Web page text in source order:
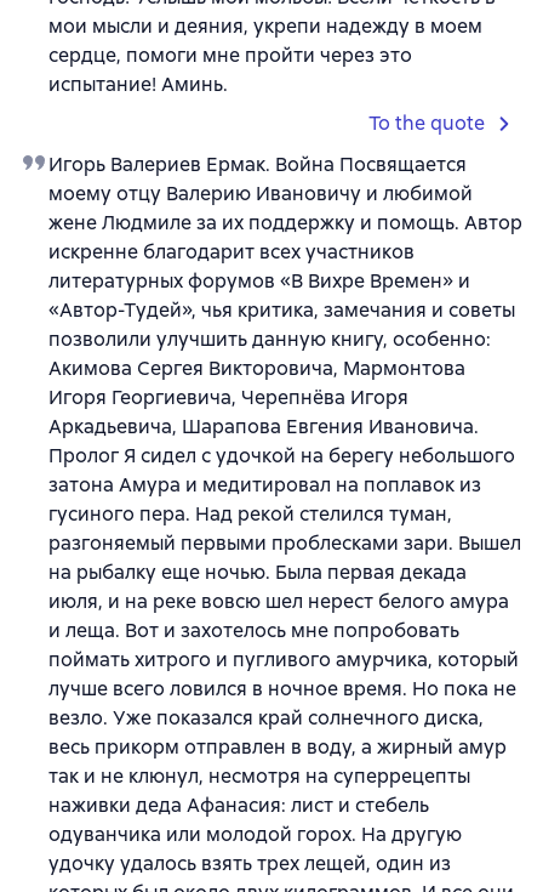
мои мысли и деяния, укрепи надежду в моем
сердце, помоги мне пройти через это
испытание! Аминь.
To the quote
Игорь Валериев Ермак. Война Посвящается
моему отцу Валерию Ивановичу и любимой
жене Людмиле за их поддержку и помощь. Автор
искренне благодарит всех участников
литературных форумов «В Вихре Времен» и
«Автор-Тудей», чья критика, замечания и советы
позволили улучшить данную книгу, особенно:
Акимова Сергея Викторовича, Мармонтова
Игоря Георгиевича, Черепнёва Игоря
Аркадьевича, Шарапова Евгения Ивановича.
Пролог Я сидел с удочкой на берегу небольшого
затона Амура и медитировал на поплавок из
гусиного пера. Над рекой стелился туман,
разгоняемый первыми проблесками зари. Вышел
на рыбалку еще ночью. Была первая декада
июля, и на реке вовсю шел нерест белого амура
и леща. Вот и захотелось мне попробовать
поймать хитрого и пугливого амурчика, который
лучше всего ловился в ночное время. Но пока не
везло. Уже показался край солнечного диска,
весь прикорм отправлен в воду, а жирный амур
так и не клюнул, несмотря на суперрецепты
наживки деда Афанасия: лист и стебель
одуванчика или молодой горох. На другую
удочку удалось взять трех лещей, один из